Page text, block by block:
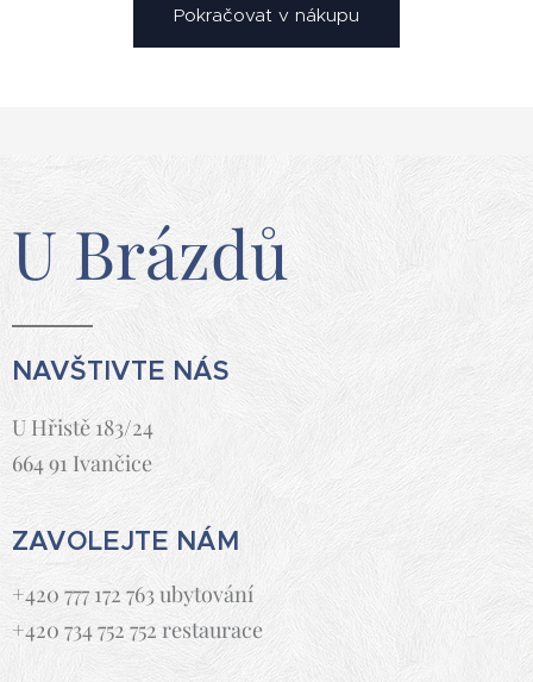
Pokračovat v nákupu
U Brázdů
NAVŠTIVTE NÁS
U Hřistě 183/24
664 91 Ivančice
ZAVOLEJTE NÁM
+420 777 172 763 ubytování
+420 734 752 752 restaurace